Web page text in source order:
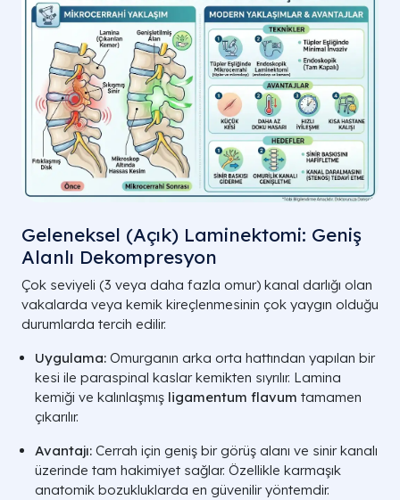
Geleneksel (Açık) Laminektomi: Geniş
Alanlı Dekompresyon
Çok seviyeli (3 veya daha fazla omur) kanal darlığı olan
vakalarda veya kemik kireçlenmesinin çok yaygın olduğu
durumlarda tercih edilir.
Uygulama: Omurganın arka orta hattından yapılan bir
kesi ile paraspinal kaslar kemikten sıyrılır. Lamina
kemiği ve kalınlaşmış ligamentum flavum tamamen
çıkarılır.
Avantajı: Cerrah için geniş bir görüş alanı ve sinir kanalı
üzerinde tam hakimiyet sağlar. Özellikle karmaşık
anatomik bozukluklarda en güvenilir yöntemdir.